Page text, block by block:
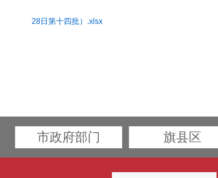
28日第十四批）.xlsx
市政府部门 旗县区